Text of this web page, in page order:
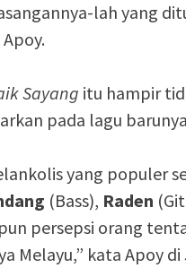
lah yang
Sayang itu hampir
pada lagu
yang populer
(Bass), Raden
persepsi orang
Melayu,” kata Apoy di